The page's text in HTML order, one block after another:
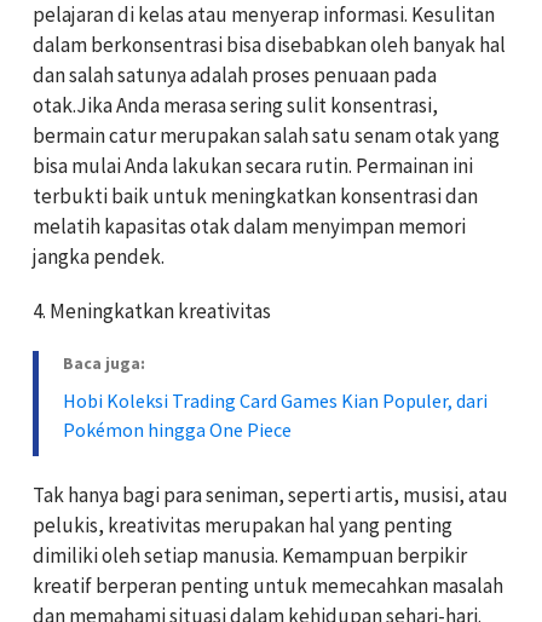
pelajaran di kelas atau menyerap informasi. Kesulitan
dalam berkonsentrasi bisa disebabkan oleh banyak hal
dan salah satunya adalah proses penuaan pada
otak.Jika Anda merasa sering sulit konsentrasi,
bermain catur merupakan salah satu senam otak yang
bisa mulai Anda lakukan secara rutin. Permainan ini
terbukti baik untuk meningkatkan konsentrasi dan
melatih kapasitas otak dalam menyimpan memori
jangka pendek.
4. Meningkatkan kreativitas
Baca juga:
Hobi Koleksi Trading Card Games Kian Populer, dari
Pokémon hingga One Piece
Tak hanya bagi para seniman, seperti artis, musisi, atau
pelukis, kreativitas merupakan hal yang penting
dimiliki oleh setiap manusia. Kemampuan berpikir
kreatif berperan penting untuk memecahkan masalah
dan memahami situasi dalam kehidupan sehari-hari.